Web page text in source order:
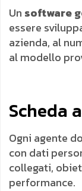
Un software
essere
azienda, al
al modello
Scheda
Ogni agente
con dati
collegati,
performance.